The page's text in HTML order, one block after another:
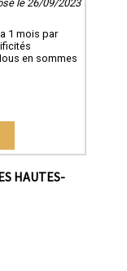
le 26/09/2023
1 mois par
en sommes
HAUTES-